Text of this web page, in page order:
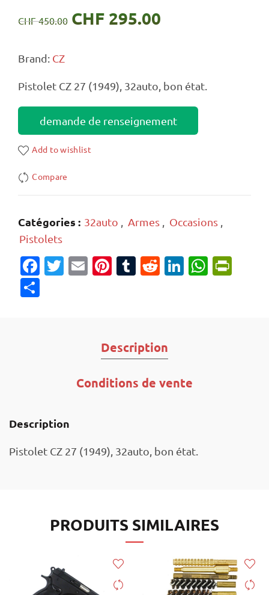
CHF450.00 Le
était :
CHF 450.00.
CHF 295.00
est :
CHF 295.00.
Brand: CZ
Pistolet CZ 27 (1949), 32auto, bon état.
demande de renseignement
Add to wishlist
Compare
Catégories : 32auto Armes Occasions
Pistolets
Facebook
Twitter
EmailPinterest
Tumblr
Reddit
LinkedIn
Description
Conditions de vente
Description
Pistolet CZ 27 (1949), 32auto, bon état.
PRODUITS SIMILAIRES